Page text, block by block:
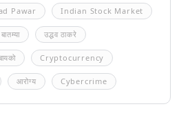
Pawar Indian Stock Market
उद्धव ठाकरे
Cryptocurrency
आरोग्य Cybercrime